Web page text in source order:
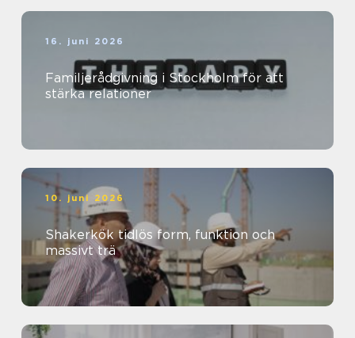
16. juni 2026
Familjerådgivning i Stockholm för att
stärka relationer
10. juni 2026
Shakerkök tidlös form, funktion och
massivt trä